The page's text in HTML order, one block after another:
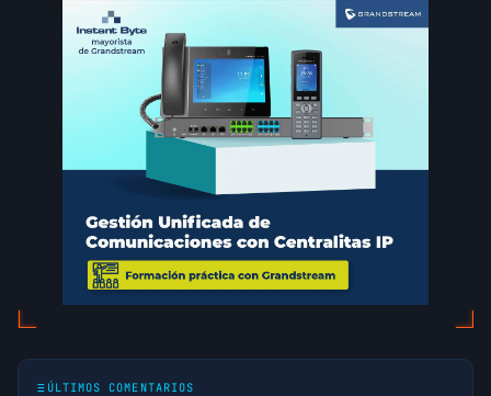
ÚLTIMOS COMENTARIOS